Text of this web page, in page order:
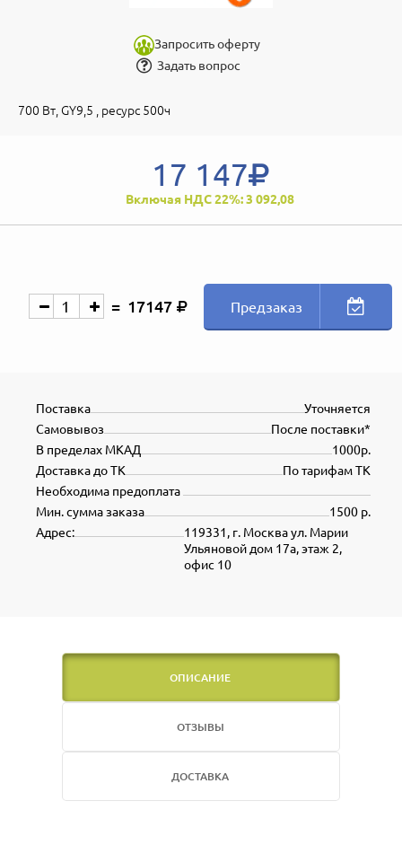
Запросить оферту
Задать вопрос
700 Вт, GY9,5 , ресурс 500ч
17 147
Включая НДС 22%: 3 092,08
17147 Предзаказ
Уточняется
Поставка
После поставки*
Самовывоз
1000р.
В пределах МКАД
По тарифам ТК
Доставка до ТК
Необходима предоплата
1500 р.
Мин. сумма заказа
119331, г. Москва ул. Марии
Ульяновой дом 17а, этаж 2,
офис 10
Адрес:
ОПИСАНИЕ
ОТЗЫВЫ
ДОСТАВКА